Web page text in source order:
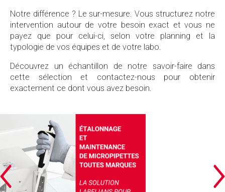
Notre différence ? Le sur-mesure. Vous structurez notre
intervention autour de votre besoin exact et vous ne
payez que pour celui-ci, selon votre planning et la
typologie de vos équipes et de votre labo.
Découvrez un échantillon de notre savoir-faire dans
cette sélection et contactez-nous pour obtenir
exactement ce dont vous avez besoin.